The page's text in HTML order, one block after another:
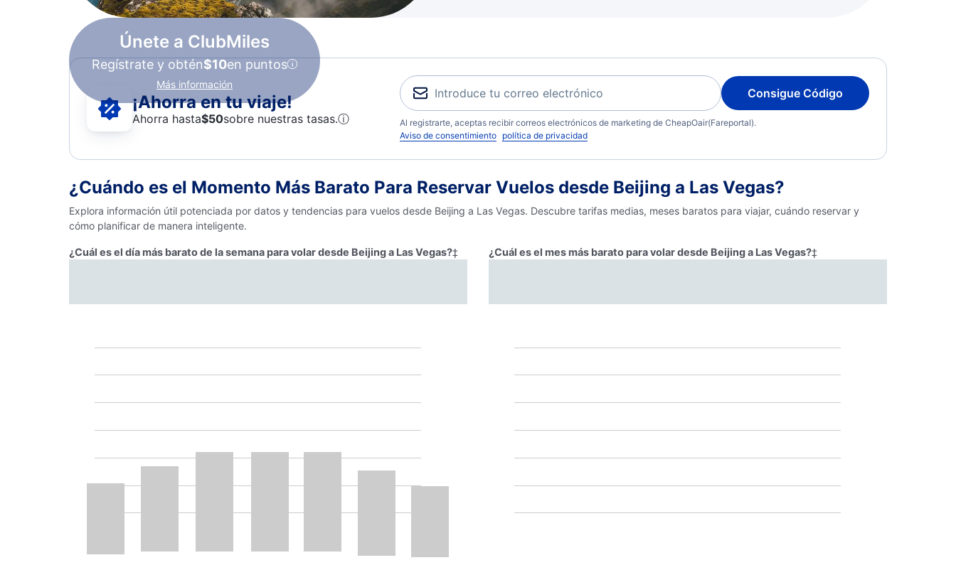
Únete a ClubMiles
Regístrate y obtén$10en puntos
Más información
¡Ahorra en tu viaje!
Ahorra hasta$50sobre nuestras tasas.ⓘ
Consigue Código
Al registrarte, aceptas recibir correos electrónicos de marketing de CheapOair(Fareportal).
Aviso de consentimiento política de privacidad
¿Cuándo es el Momento Más Barato Para Reservar Vuelos desde Beijing a Las Vegas?
Explora información útil potenciada por datos y tendencias para vuelos desde Beijing a Las Vegas. Descubre tarifas medias, meses baratos para viajar, cuándo reservar y
cómo planificar de manera inteligente.
¿Cuál es el día más barato de la semana para volar desde Beijing a Las Vegas?‡ ¿Cuál es el mes más barato para volar desde Beijing a Las Vegas?‡